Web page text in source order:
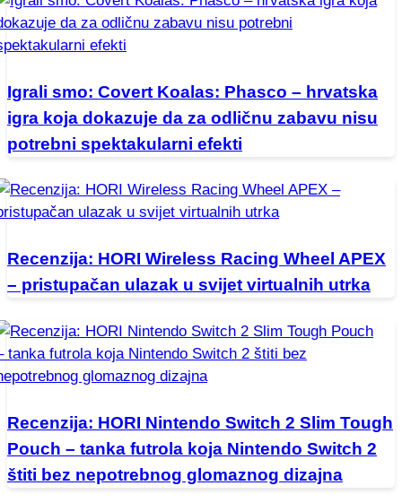
Igrali smo: Covert Koalas: Phasco – hrvatska
igra koja dokazuje da za odličnu zabavu nisu
potrebni spektakularni efekti
Recenzija: HORI Wireless Racing Wheel APEX
– pristupačan ulazak u svijet virtualnih utrka
Recenzija: HORI Nintendo Switch 2 Slim Tough
Pouch – tanka futrola koja Nintendo Switch 2
štiti bez nepotrebnog glomaznog dizajna